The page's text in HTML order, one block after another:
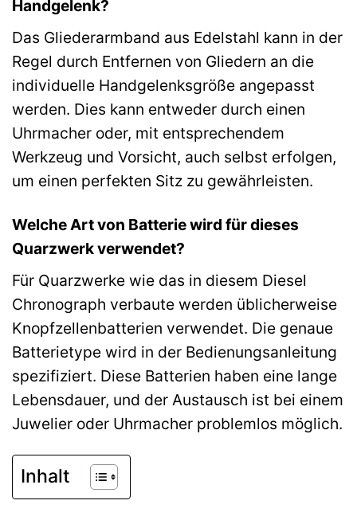
Handgelenk?
Das Gliederarmband aus Edelstahl kann in der
Regel durch Entfernen von Gliedern an die
individuelle Handgelenksgröße angepasst
werden. Dies kann entweder durch einen
Uhrmacher oder, mit entsprechendem
Werkzeug und Vorsicht, auch selbst erfolgen,
um einen perfekten Sitz zu gewährleisten.
Welche Art von Batterie wird für dieses
Quarzwerk verwendet?
Für Quarzwerke wie das in diesem Diesel
Chronograph verbaute werden üblicherweise
Knopfzellenbatterien verwendet. Die genaue
Batterietype wird in der Bedienungsanleitung
spezifiziert. Diese Batterien haben eine lange
Lebensdauer, und der Austausch ist bei einem
Juwelier oder Uhrmacher problemlos möglich.
Inhalt